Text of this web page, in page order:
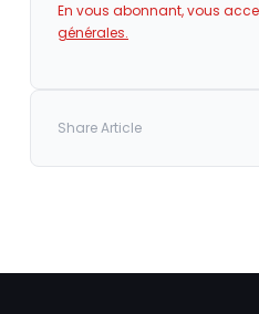
En vous abonnant, vous
générales.
Share Article